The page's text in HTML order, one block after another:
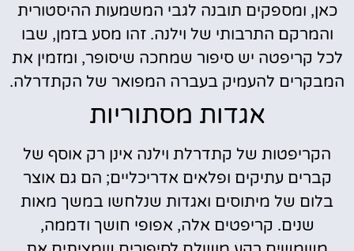
כאן, ומספקים תובנה לגבי המשמעות ההיסטורית
והמרקם התרבותי של וילנה. זהו מסע בזמן, שבו
לכל קריפטה יש סיפור שמחכה שיסופר, ומזמין את
המבקרים להעמיק בעברה המפואר של הקתדרלה.
אגדות מסתוריות
הקריפטות של קתדרלת וילנה אינן רק אוסף של
קברים עתיקים ופלאים אדריכליים; הם גם אוצר
בלום של מיתוסים ואגדות שנלחשו במשך מאות
שנים. קריפטים אלה, אפופי חושך ודממה,